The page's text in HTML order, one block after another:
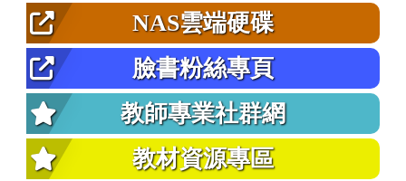
NAS雲端硬碟
臉書粉絲專頁
教師專業社群網
教材資源專區